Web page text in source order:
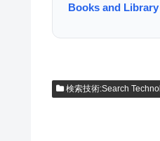
Books and Library
検索技術:Search